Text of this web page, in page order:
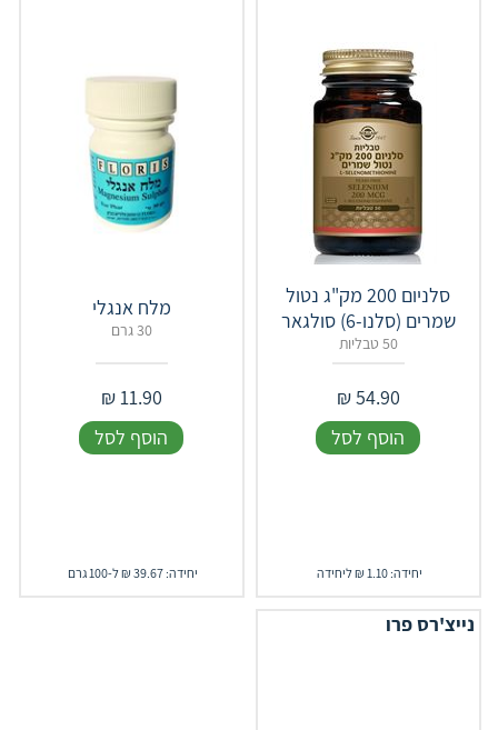
סלניום 200 מק"ג נטול
שמרים (סלנו-6) סולגאר
50 טבליות
54.90
₪
הוסף לסל
יחידה: 1.10 ₪ ליחידה
מלח אנגלי
30 גרם
11.90
₪
הוסף לסל
יחידה: 39.67 ₪ ל-100 גרם
נייצ'רס פרו